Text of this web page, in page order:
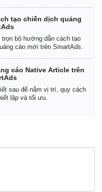
tạo chiến dịch quảng
trọn bộ hướng dẫn cách tạo
cáo mới trên SmartAds.
cáo Native Article trên
sau để nắm vị trí, quy cách
lập và tối ưu.